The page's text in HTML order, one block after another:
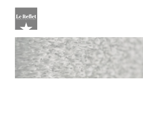
Personnalisation de vos choix en